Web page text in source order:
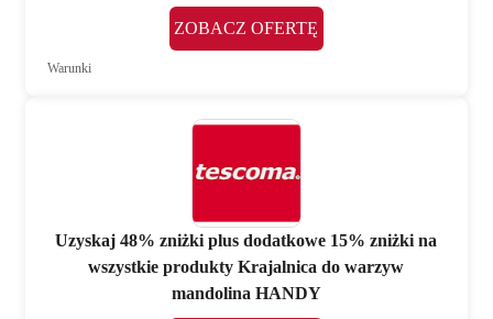
ZOBACZ OFERTĘ
Warunki
Uzyskaj 48% zniżki plus dodatkowe 15% zniżki na
wszystkie produkty Krajalnica do warzyw
mandolina HANDY